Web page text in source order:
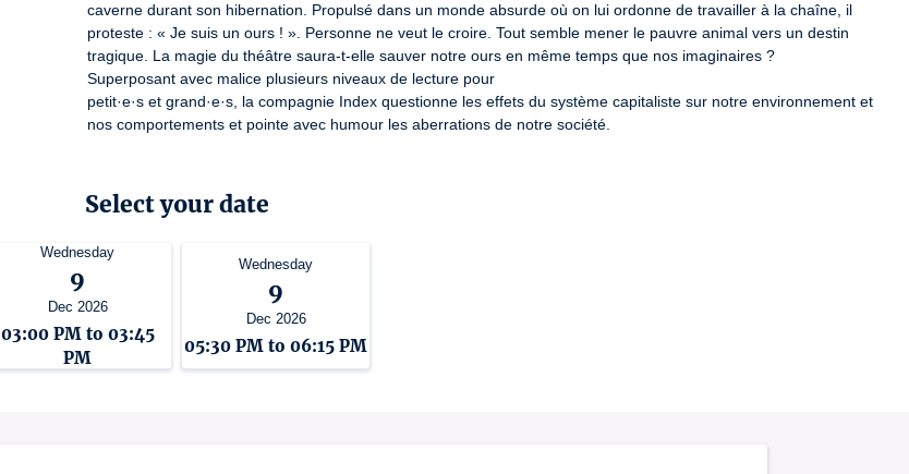
caverne durant son hibernation. Propulsé dans un monde absurde où on lui ordonne de travailler à la chaîne, il
proteste : « Je suis un ours ! ». Personne ne veut le croire. Tout semble mener le pauvre animal vers un destin
tragique. La magie du théâtre saura-t-elle sauver notre ours en même temps que nos imaginaires ?
Superposant avec malice plusieurs niveaux de lecture pour
petit·e·s et grand·e·s, la compagnie Index questionne les effets du système capitaliste sur notre environnement et
nos comportements et pointe avec humour les aberrations de notre société.
Select your date
Wednesday
9
Dec 2026
03:00 PM to 03:45
PM
Wednesday
9
Dec 2026
05:30 PM to 06:15 PM